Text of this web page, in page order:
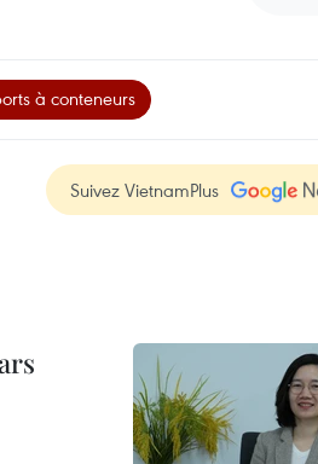
à conteneurs
Suivez VietnamPlus